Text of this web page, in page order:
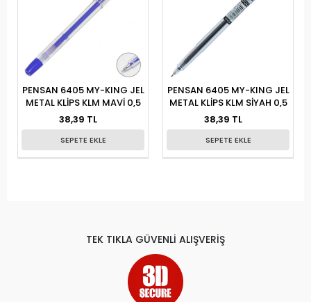
PENSAN 6405 MY-KING JEL
METAL KLİPS KLM MAVİ 0,5
38,39 TL
SEPETE EKLE
PENSAN 6405 MY-KING JEL
METAL KLİPS KLM SİYAH 0,5
38,39 TL
SEPETE EKLE
TEK TIKLA GÜVENLİ ALIŞVERİŞ